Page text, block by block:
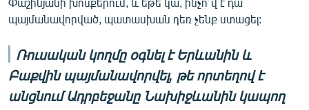
պայմանավորված, պատասխան դեռ չենք ստացել:
Ռուսական կողմը օգնել է Երևանին և
Բաքվին պայմանավորվել, թե որտեղով է
անցնում Ադրբեջանը Նախիջևանին կապող